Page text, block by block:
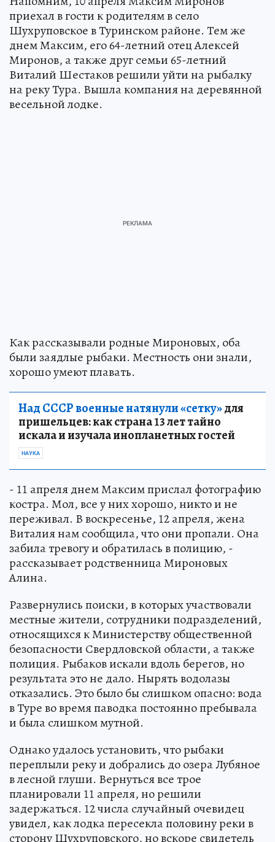
приехал в гости к родителям в село
Шухруповское в Туринском районе. Тем же
днем Максим, его 64-летний отец Алексей
Миронов, а также друг семьи 65-летний
Виталий Шестаков решили уйти на рыбалку
на реку Тура. Вышла компания на деревянной
весельной лодке.
Как рассказывали родные Мироновых, оба
были заядлые рыбаки. Местность они знали,
хорошо умеют плавать.
Над СССР военные натянули «сетку»для
пришельцев: как страна 13 лет тайно
искала и изучала инопланетных гостей
НАУКА
- 11 апреля днем Максим прислал фотографию
костра. Мол, все у них хорошо, никто и не
переживал. В воскресенье, 12 апреля, жена
Виталия нам сообщила, что они пропали. Она
забила тревогу и обратилась в полицию, -
рассказывает родственница Мироновых
Алина.
Развернулись поиски, в которых участвовали
местные жители, сотрудники подразделений,
относящихся к Министерству общественной
безопасности Свердловской области, а также
полиция. Рыбаков искали вдоль берегов, но
результата это не дало. Нырять водолазы
отказались. Это было бы слишком опасно: вода
в Туре во время паводка постоянно пребывала
и была слишком мутной.
Однако удалось установить, что рыбаки
переплыли реку и добрались до озера Лубяное
в лесной глуши. Вернуться все трое
планировали 11 апреля, но решили
задержаться. 12 числа случайный очевидец
увидел, как лодка пересекла половину реки в
сторону Шухруповского, но вскоре свидетель